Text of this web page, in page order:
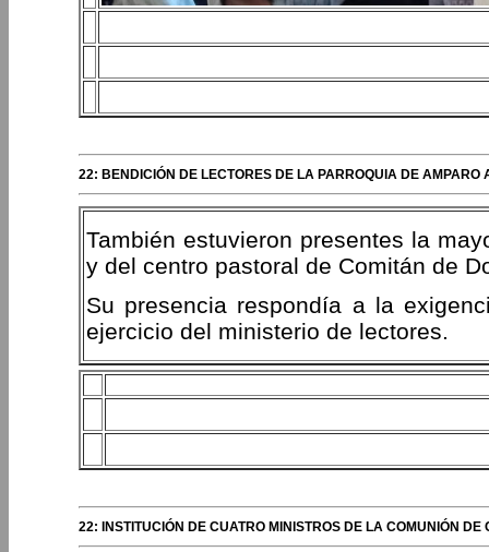
22: BENDICIÓN DE LECTORES DE LA PARROQUIA DE AMPARO
También estuvieron presentes la
y del centro pastoral de Comitán de
Su presencia respondía a la
ejercicio del ministerio de lectores.
22: INSTITUCIÓN DE CUATRO MINISTROS DE LA COMUNIÓN